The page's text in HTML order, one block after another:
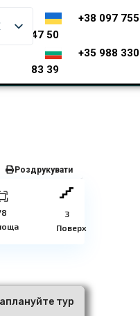
+38 097 755
47 50
+35 988 330
83 39
Роздрукувати
3
Поверх
тур